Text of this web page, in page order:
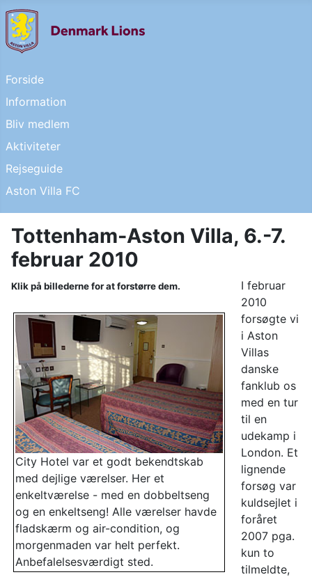
Forside
Information
Bliv medlem
Aktiviteter
Rejseguide
Aston Villa FC
Tottenham-Aston Villa, 6.-7.
februar 2010
Klik på billederne for at forstørre dem.
City Hotel var et godt bekendtskab
med dejlige værelser. Her et
enkeltværelse - med en dobbeltseng
og en enkeltseng! Alle værelser havde
fladskærm og air-condition, og
morgenmaden var helt perfekt.
Anbefalelsesværdigt sted.
I februar
2010
forsøgte vi
i Aston
Villas
danske
fanklub os
med en tur
til en
udekamp i
London. Et
lignende
forsøg var
kuldsejlet i
foråret
2007 pga.
kun to
tilmeldte,